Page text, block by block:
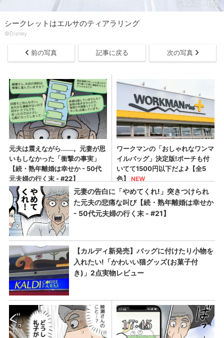
シークレットはエルサのティアラリング
©Disney
前の写真 記事に戻る 次の写真